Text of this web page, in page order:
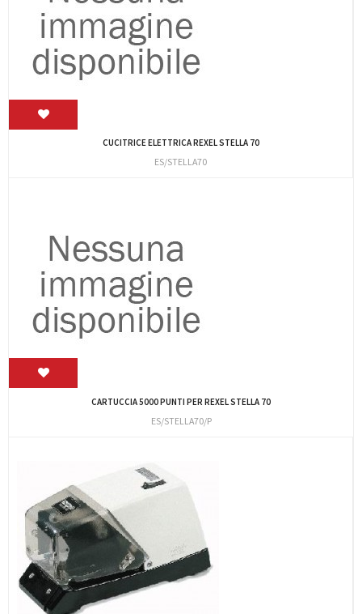
CUCITRICE ELETTRICA REXEL STELLA 70
ES/STELLA70
CARTUCCIA 5000 PUNTI PER REXEL STELLA 70
ES/STELLA70/P